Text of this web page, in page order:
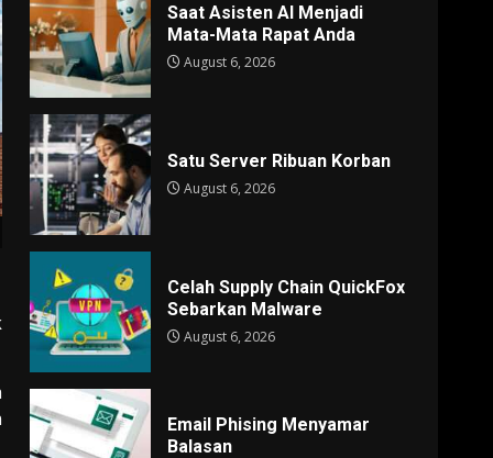
Saat Asisten AI Menjadi
Mata-Mata Rapat Anda
August 6, 2026
Satu Server Ribuan Korban
August 6, 2026
Celah Supply Chain QuickFox
Sebarkan Malware
August 6, 2026
Email Phising Menyamar
Balasan